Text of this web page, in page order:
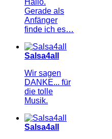
Gerade als
Anfänger
finde ich es…
Salsa4all
Wir sagen
DANKE... für
die tolle
Musik.
Salsa4all